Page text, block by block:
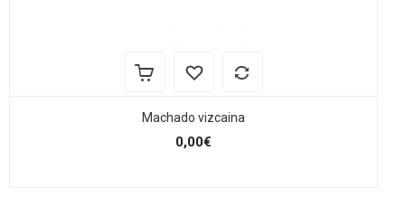
Machado vizcaina
0,00€